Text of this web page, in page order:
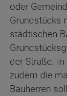
oder
Grundstücks
städtischen
der Straße.
zudem die
Bauherren